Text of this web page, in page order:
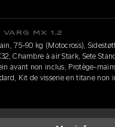
VARG MX 1.2
75-90 kg (Motocross),
Chambre à air Stark, Sete
avant non inclus, Protège-
Kit de visserie en titane non